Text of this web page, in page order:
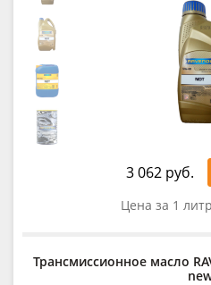
3 062 руб.
Цена за 1
Трансмиссионное масло